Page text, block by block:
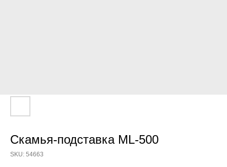
Скамья-подставка ML-500
SKU: 54663